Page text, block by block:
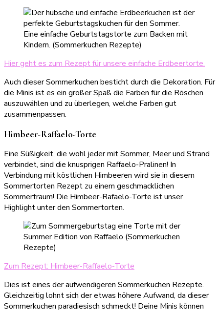
Hier geht es zum Rezept für unsere einfache Erdbeertorte.
Auch dieser Sommerkuchen besticht durch die Dekoration. Für
die Minis ist es ein großer Spaß die Farben für die Röschen
auszuwählen und zu überlegen, welche Farben gut
zusammenpassen.
Himbeer-Raffaelo-Torte
Eine Süßigkeit, die wohl jeder mit Sommer, Meer und Strand
verbindet, sind die knusprigen Raffaelo-Pralinen! In
Verbindung mit köstlichen Himbeeren wird sie in diesem
Sommertorten Rezept zu einem geschmacklichen
Sommertraum! Die Himbeer-Rafaelo-Torte ist unser
Highlight unter den Sommertorten.
Zum Rezept: Himbeer-Raffaelo-Torte
Dies ist eines der aufwendigeren Sommerkuchen Rezepte.
Gleichzeitig lohnt sich der etwas höhere Aufwand, da dieser
Sommerkuchen paradiesisch schmeckt! Deine Minis können